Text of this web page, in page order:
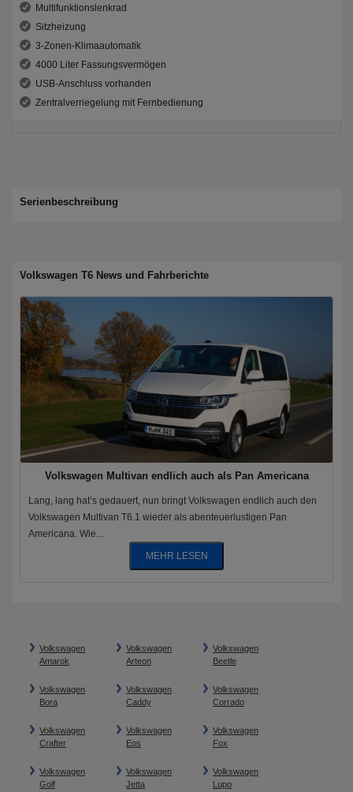
Multifunktionslenkrad
Sitzheizung
3-Zonen-Klimaautomatik
4000 Liter Fassungsvermögen
USB-Anschluss vorhanden
Zentralverriegelung mit Fernbedienung
Serienbeschreibung
Volkswagen T6 News und Fahrberichte
Volkswagen Multivan endlich auch als Pan Americana
Lang, lang hat’s gedauert, nun bringt Volkswagen endlich auch den
Volkswagen Multivan T6.1 wieder als abenteuerlustigen Pan
Americana. Wie...
MEHR LESEN
Volkswagen
Amarok
Volkswagen
Arteon
Volkswagen
Beetle
Volkswagen
Bora
Volkswagen
Caddy
Volkswagen
Corrado
Volkswagen
Crafter
Volkswagen
Eos
Volkswagen
Fox
Volkswagen
Golf
Volkswagen
Jetta
Volkswagen
Lupo